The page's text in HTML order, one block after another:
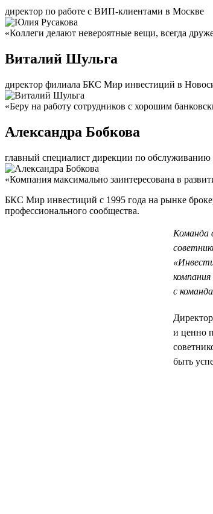
директор по работе с ВИП-клиентами в Москве
«Коллеги делают невероятные вещи, всегда
Виталий Шульга
директор филиала БКС Мир инвестиций в
«Беру на работу сотрудников с хорошим
Александра Бобкова
главный специалист дирекции по обслуживанию
«Компания максимально заинтересована в
БКС Мир инвестиций с 1995 года на рынке
профессионального сообщества.
Команда
с
и ценно
быть